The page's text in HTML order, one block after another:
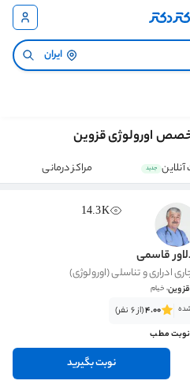
ایران
اورولوژی قزوین
جدید مراکز درمانی
14.3K
قاسمی
ادراری و تناسلی (اورولوژی)
قزوین، خیام
4.00(از 6 نفر)
نوبت مطب
نوبت بگیرید